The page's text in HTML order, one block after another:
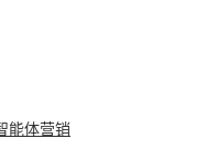
能体营销